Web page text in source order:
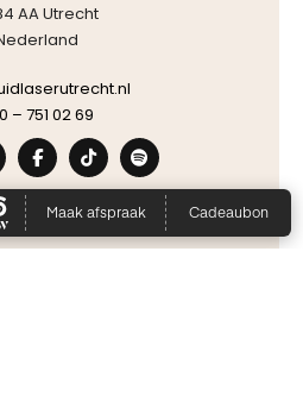
AA Utrecht
– 751 02 69